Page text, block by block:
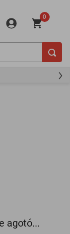
0
agotó...